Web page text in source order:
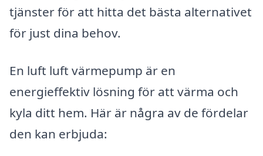
tjänster för att hitta det bästa alternativet
för just dina behov.
En luft luft värmepump är en
energieffektiv lösning för att värma och
kyla ditt hem. Här är några av de fördelar
den kan erbjuda: